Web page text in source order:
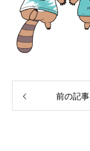
前の記事